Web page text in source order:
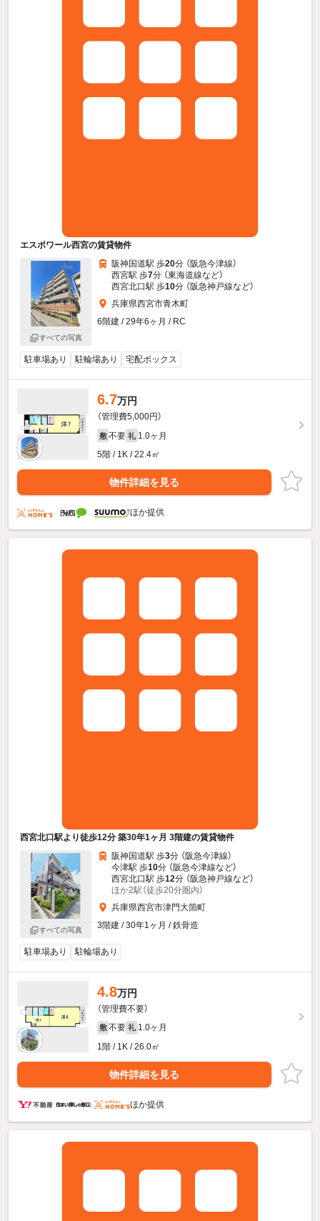
エスポワール西宮の賃貸物件
すべての写真
阪神国道駅 歩20分 （阪急今津線）
西宮駅 歩7分 （東海道線など）
西宮北口駅 歩10分 （阪急神戸線など）
兵庫県西宮市青木町
6階建 / 29年6ヶ月 / RC
駐車場あり 駐輪場あり 宅配ボックス
6.7万円
（管理費5,000円）
敷 不要 礼 1.0ヶ月
5階 / 1K / 22.4㎡
物件詳細を見る
ほか提供
西宮北口駅より徒歩12分 築30年1ヶ月 3階建の賃貸物件
すべての写真
阪神国道駅 歩3分 （阪急今津線）
今津駅 歩10分 （阪急今津線など）
西宮北口駅 歩12分 （阪急神戸線など）
ほか2駅（徒歩20分圏内）
兵庫県西宮市津門大箇町
3階建 / 30年1ヶ月 / 鉄骨造
駐車場あり 駐輪場あり
4.8万円
（管理費不要）
敷 不要 礼 1.0ヶ月
1階 / 1K / 26.0㎡
物件詳細を見る
ほか提供